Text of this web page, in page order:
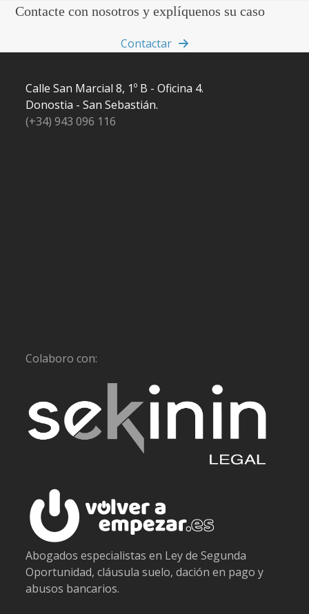
Contacte con nosotros y explíquenos su caso
Contactar
Calle San Marcial 8, 1º B - Oficina 4.
Donostia - San Sebastián.
(+34) 943 096 116
Colaboro con:
Abogados especialistas en Ley de Segunda
Oportunidad, cláusula suelo, dación en pago y
abusos bancarios.